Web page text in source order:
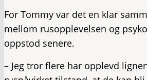
For Tommy var det en klar
mellom rusopplevelsen og
oppstod senere.
– Jeg tror flere har opplevd